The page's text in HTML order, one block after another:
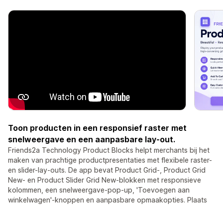
Toon producten in een responsief raster met
snelweergave en een aanpasbare lay-out.
Friends2a Technology Product Blocks helpt merchants bij het
maken van prachtige productpresentaties met flexibele raster-
en slider-lay-outs. De app bevat Product Grid-, Product Grid
New- en Product Slider Grid New-blokken met responsieve
kolommen, een snelweergave-pop-up, 'Toevoegen aan
winkelwagen'-knoppen en aanpasbare opmaakopties. Plaats